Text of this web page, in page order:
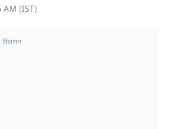
AM (IST)
विज्ञापन